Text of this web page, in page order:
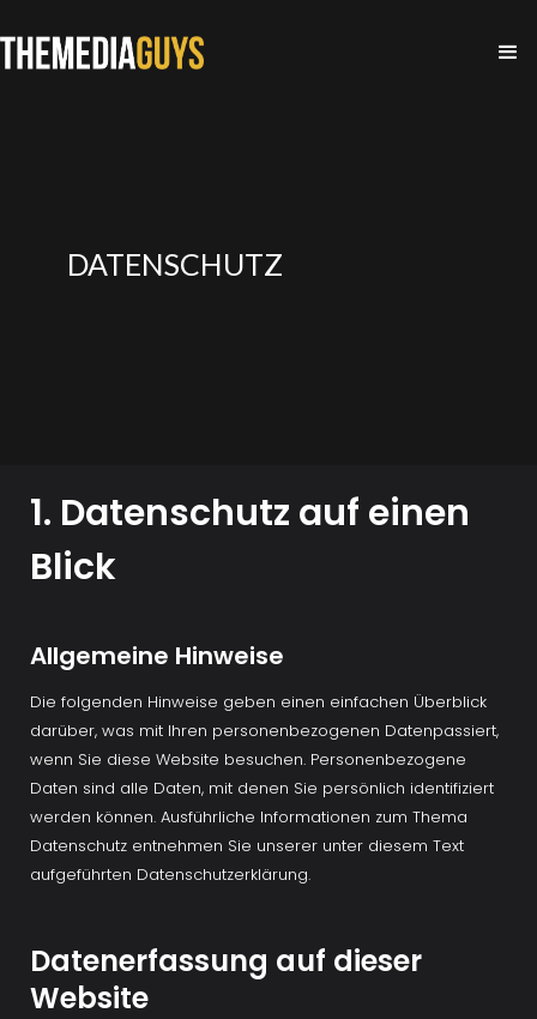
DATENSCHUTZ
1. Datenschutz auf einen
Blick
Allgemeine Hinweise
Die folgenden Hinweise geben einen einfachen Überblick
darüber, was mit Ihren personenbezogenen Datenpassiert,
wenn Sie diese Website besuchen. Personenbezogene
Daten sind alle Daten, mit denen Sie persönlich identifiziert
werden können. Ausführliche Informationen zum Thema
Datenschutz entnehmen Sie unserer unter diesem Text
aufgeführten Datenschutzerklärung.
Datenerfassung auf dieser
Website